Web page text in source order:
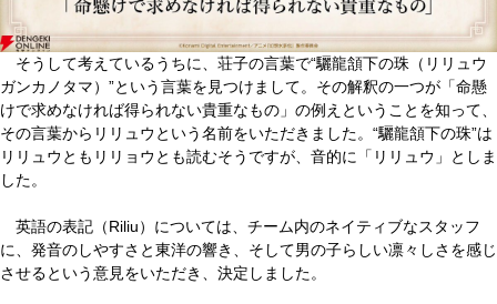
そうして考えているうちに、荘子の言葉で“驪龍頷下の珠（リリュウ
ガンカノタマ）”という言葉を見つけまして。その解釈の一つが「命懸
けで求めなければ得られない貴重なもの」の例えということを知って、
その言葉からリリュウという名前をいただきました。“驪龍頷下の珠”は
リリュウともリリョウとも読むそうですが、音的に「リリュウ」としま
した。
英語の表記（Riliu）については、チーム内のネイティブなスタッフ
に、発音のしやすさと東洋の響き、そして男の子らしい凛々しさを感じ
させるという意見をいただき、決定しました。